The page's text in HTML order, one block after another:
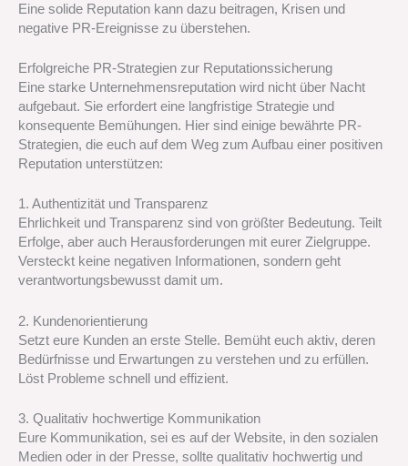
Eine solide Reputation kann dazu beitragen, Krisen und
negative PR-Ereignisse zu überstehen.
Erfolgreiche PR-Strategien zur Reputationssicherung
Eine starke Unternehmensreputation wird nicht über Nacht
aufgebaut. Sie erfordert eine langfristige Strategie und
konsequente Bemühungen. Hier sind einige bewährte PR-
Strategien, die euch auf dem Weg zum Aufbau einer positiven
Reputation unterstützen:
1. Authentizität und Transparenz
Ehrlichkeit und Transparenz sind von größter Bedeutung. Teilt
Erfolge, aber auch Herausforderungen mit eurer Zielgruppe.
Versteckt keine negativen Informationen, sondern geht
verantwortungsbewusst damit um.
2. Kundenorientierung
Setzt eure Kunden an erste Stelle. Bemüht euch aktiv, deren
Bedürfnisse und Erwartungen zu verstehen und zu erfüllen.
Löst Probleme schnell und effizient.
3. Qualitativ hochwertige Kommunikation
Eure Kommunikation, sei es auf der Website, in den sozialen
Medien oder in der Presse, sollte qualitativ hochwertig und